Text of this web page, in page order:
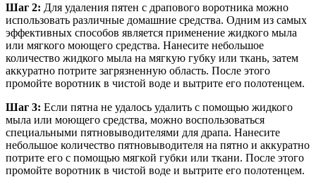
Шаг 2: Для удаления пятен с драпового воротника можно
использовать различные домашние средства. Одним из самых
эффективных способов является применение жидкого мыла
или мягкого моющего средства. Нанесите небольшое
количество жидкого мыла на мягкую губку или ткань, затем
аккуратно потрите загрязненную область. После этого
промойте воротник в чистой воде и вытрите его полотенцем.
Шаг 3: Если пятна не удалось удалить с помощью жидкого
мыла или моющего средства, можно воспользоваться
специальными пятновыводителями для драпа. Нанесите
небольшое количество пятновыводителя на пятно и аккуратно
потрите его с помощью мягкой губки или ткани. После этого
промойте воротник в чистой воде и вытрите его полотенцем.